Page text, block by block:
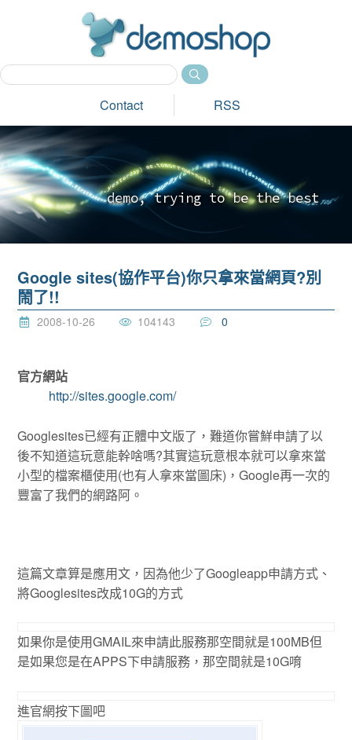
Contact RSS
demo, tryi ng to be the best_
Google sites(協作平台)你只拿來當網頁?別
鬧了!!
2008-10-26 104143 0
官方網站
http://sites.google.com/
Googlesites已經有正體中文版了，難道你嘗鮮申請了以
後不知道這玩意能幹啥嗎?其實這玩意根本就可以拿來當
小型的檔案櫃使用(也有人拿來當圖床)，Google再一次的
豐富了我們的網路阿。
這篇文章算是應用文，因為他少了Googleapp申請方式、
將Googlesites改成10G的方式
如果你是使用GMAIL來申請此服務那空間就是100MB但
是如果您是在APPS下申請服務，那空間就是10G唷
進官網按下圖吧